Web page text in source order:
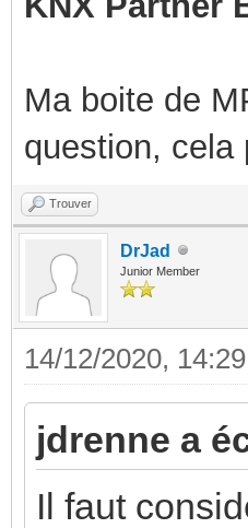
Ma boite de
question, cela
Trouver
DrJad
Junior Member
14/12/2020,
jdrenne a
Il faut